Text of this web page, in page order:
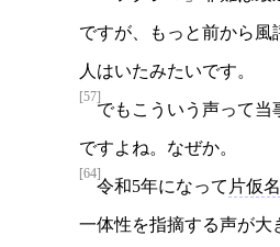
ですが、もっと前から風
人はいたみたいです。
[57]
でもこういう声って当
ですよね。なぜか。
[64]
令和5年になって 片仮名
一体性を指摘する声が大